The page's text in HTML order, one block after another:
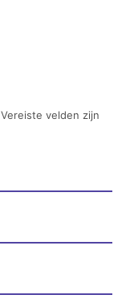
Vereiste velden zijn